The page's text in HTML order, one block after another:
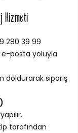
Hizmeti
280 39 99
e-posta yoluyla
doldurarak sipariş
tarafından